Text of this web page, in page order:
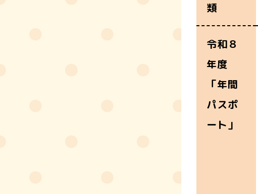
類
令和８
年度
「年間
パスポ
ート」